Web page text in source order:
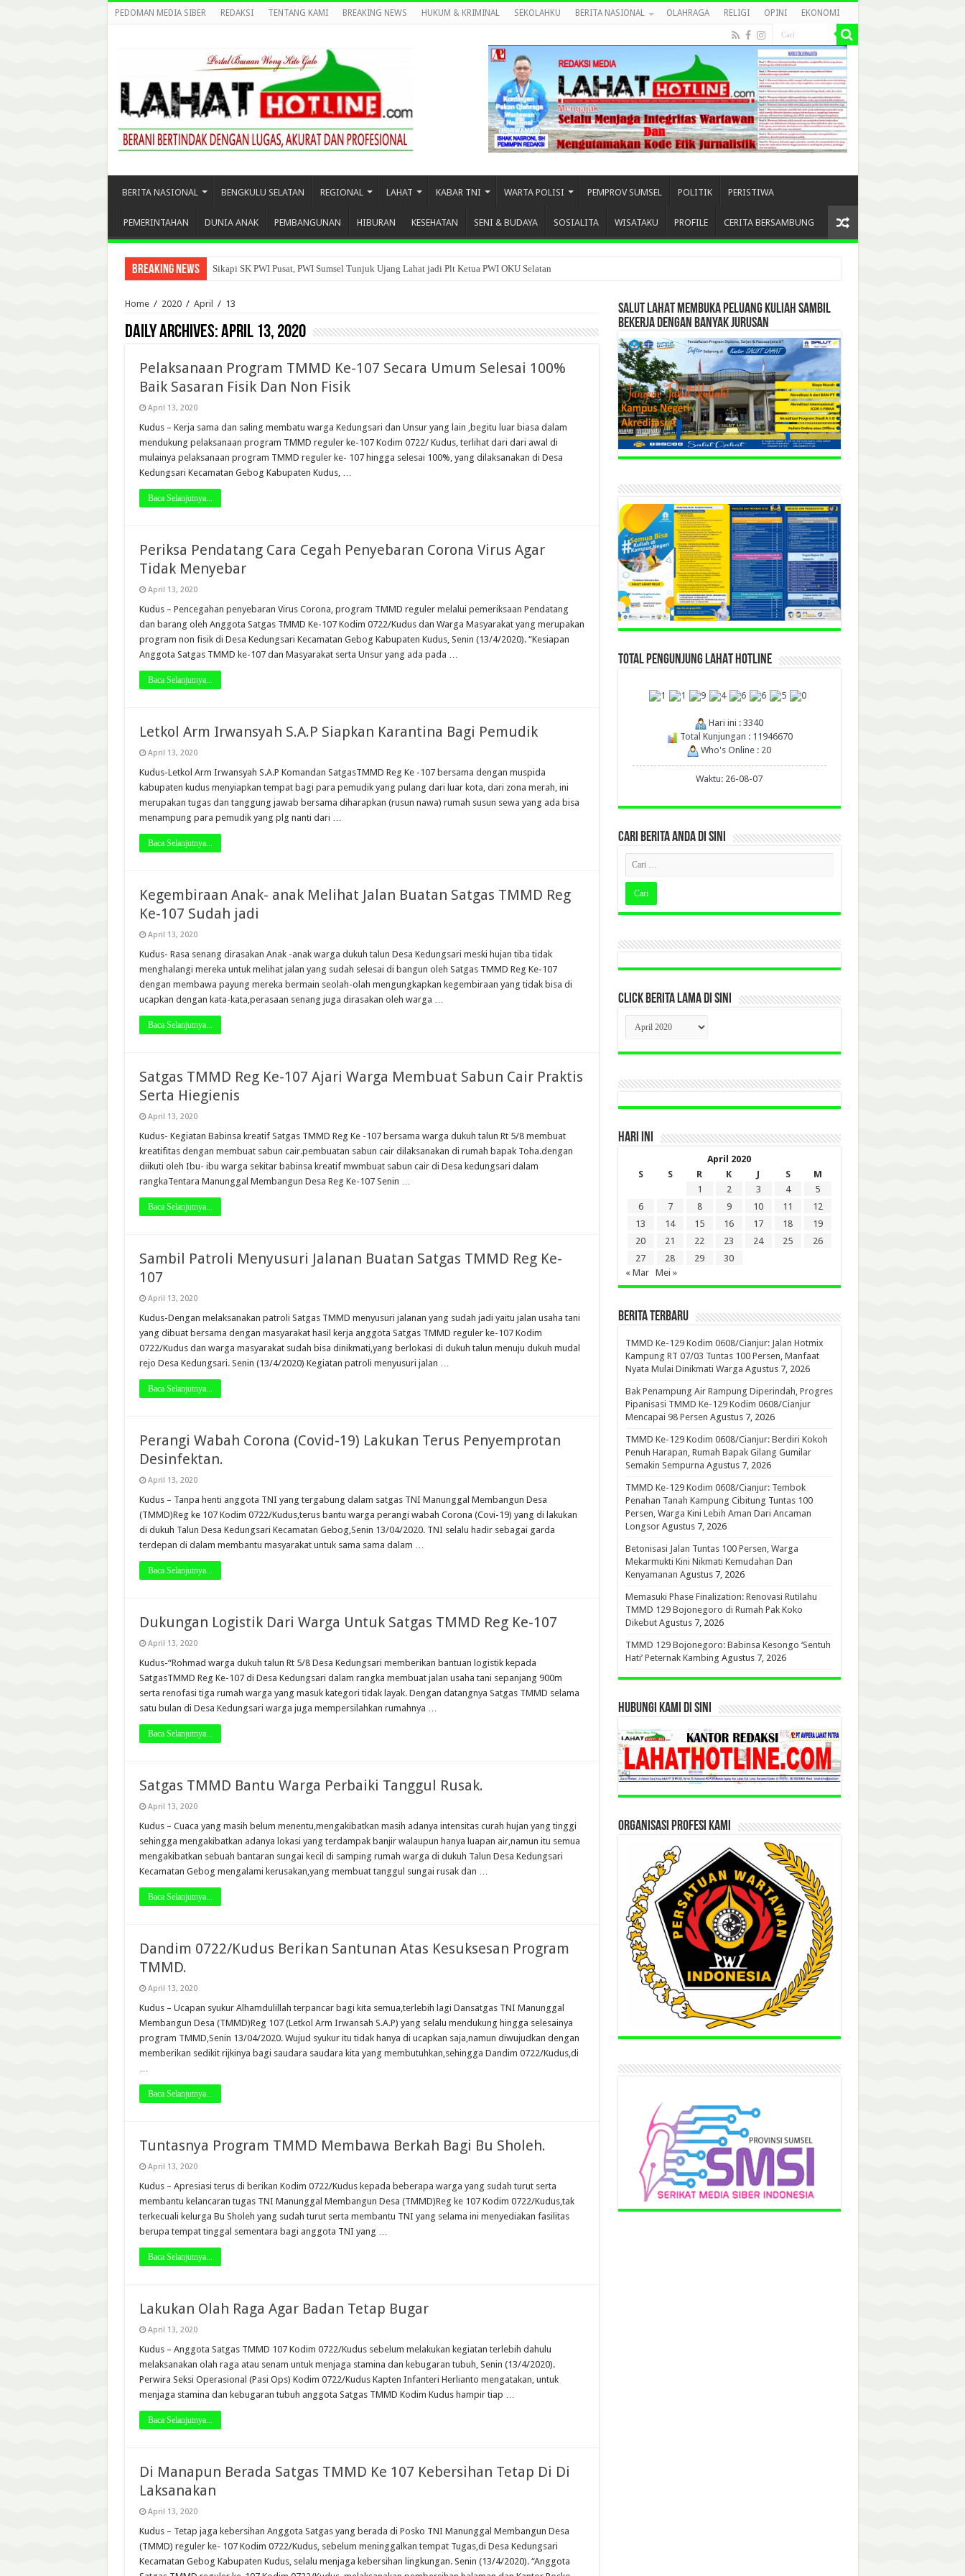
PEDOMAN MEDIA SIBER REDAKSI TENTANG KAMI BREAKING NEWS HUKUM & KRIMINAL SEKOLAHKU BERITA NASIONAL OLAHRAGA RELIGI OPINI EKONOMI
BERITA NASIONAL BENGKULU SELATAN REGIONAL LAHAT KABAR TNI WARTA POLISI PEMPROV SUMSEL POLITIK PERISTIWA
PEMERINTAHAN DUNIA ANAK PEMBANGUNAN HIBURAN KESEHATAN SENI & BUDAYA SOSIALITA WISATAKU PROFILE CERITA BERSAMBUNG
Breaking News Sikapi SK PWI Pusat, PWI Sumsel Tunjuk Ujang Lahat jadi Plt Ketua PWI OKU Selatan
Home / 2020 / April / 13
Daily Archives:April 13, 2020
Pelaksanaan Program TMMD Ke-107 Secara Umum Selesai 100%
Baik Sasaran Fisik Dan Non Fisik
April 13, 2020
Kudus – Kerja sama dan saling membatu warga Kedungsari dan Unsur yang lain ,begitu luar biasa dalam
mendukung pelaksanaan program TMMD reguler ke-107 Kodim 0722/ Kudus, terlihat dari dari awal di
mulainya pelaksanaan program TMMD reguler ke- 107 hingga selesai 100%, yang dilaksanakan di Desa
Kedungsari Kecamatan Gebog Kabupaten Kudus, …
Baca Selanjutnya...
Periksa Pendatang Cara Cegah Penyebaran Corona Virus Agar
Tidak Menyebar
April 13, 2020
Kudus – Pencegahan penyebaran Virus Corona, program TMMD reguler melalui pemeriksaan Pendatang
dan barang oleh Anggota Satgas TMMD Ke-107 Kodim 0722/Kudus dan Warga Masyarakat yang merupakan
program non fisik di Desa Kedungsari Kecamatan Gebog Kabupaten Kudus, Senin (13/4/2020). “Kesiapan
Anggota Satgas TMMD ke-107 dan Masyarakat serta Unsur yang ada pada …
Baca Selanjutnya...
Letkol Arm Irwansyah S.A.P Siapkan Karantina Bagi Pemudik
April 13, 2020
Kudus-Letkol Arm Irwansyah S.A.P Komandan SatgasTMMD Reg Ke -107 bersama dengan muspida
kabupaten kudus menyiapkan tempat bagi para pemudik yang pulang dari luar kota, dari zona merah, ini
merupakan tugas dan tanggung jawab bersama diharapkan (rusun nawa) rumah susun sewa yang ada bisa
menampung para pemudik yang plg nanti dari …
Baca Selanjutnya...
Kegembiraan Anak- anak Melihat Jalan Buatan Satgas TMMD Reg
Ke-107 Sudah jadi
April 13, 2020
Kudus- Rasa senang dirasakan Anak -anak warga dukuh talun Desa Kedungsari meski hujan tiba tidak
menghalangi mereka untuk melihat jalan yang sudah selesai di bangun oleh Satgas TMMD Reg Ke-107
dengan membawa payung mereka bermain seolah-olah mengungkapkan kegembiraan yang tidak bisa di
ucapkan dengan kata-kata,perasaan senang juga dirasakan oleh warga …
Baca Selanjutnya...
Satgas TMMD Reg Ke-107 Ajari Warga Membuat Sabun Cair Praktis
Serta Hiegienis
April 13, 2020
Kudus- Kegiatan Babinsa kreatif Satgas TMMD Reg Ke -107 bersama warga dukuh talun Rt 5/8 membuat
kreatifitas dengan membuat sabun cair.pembuatan sabun cair dilaksanakan di rumah bapak Toha.dengan
diikuti oleh Ibu- ibu warga sekitar babinsa kreatif mwmbuat sabun cair di Desa kedungsari dalam
rangkaTentara Manunggal Membangun Desa Reg Ke-107 Senin …
Baca Selanjutnya...
Sambil Patroli Menyusuri Jalanan Buatan Satgas TMMD Reg Ke-
107
April 13, 2020
Kudus-Dengan melaksanakan patroli Satgas TMMD menyusuri jalanan yang sudah jadi yaitu jalan usaha tani
yang dibuat bersama dengan masyarakat hasil kerja anggota Satgas TMMD reguler ke-107 Kodim
0722/Kudus dan warga masyarakat sudah bisa dinikmati,yang berlokasi di dukuh talun menuju dukuh mudal
rejo Desa Kedungsari. Senin (13/4/2020) Kegiatan patroli menyusuri jalan …
Baca Selanjutnya...
Perangi Wabah Corona (Covid-19) Lakukan Terus Penyemprotan
Desinfektan.
April 13, 2020
Kudus – Tanpa henti anggota TNI yang tergabung dalam satgas TNI Manunggal Membangun Desa
(TMMD)Reg ke 107 Kodim 0722/Kudus,terus bantu warga perangi wabah Corona (Covi-19) yang di lakukan
di dukuh Talun Desa Kedungsari Kecamatan Gebog,Senin 13/04/2020. TNI selalu hadir sebagai garda
terdepan di dalam membantu masyarakat untuk sama sama dalam …
Baca Selanjutnya...
Dukungan Logistik Dari Warga Untuk Satgas TMMD Reg Ke-107
April 13, 2020
Kudus-“Rohmad warga dukuh talun Rt 5/8 Desa Kedungsari memberikan bantuan logistik kepada
SatgasTMMD Reg Ke-107 di Desa Kedungsari dalam rangka membuat jalan usaha tani sepanjang 900m
serta renofasi tiga rumah warga yang masuk kategori tidak layak. Dengan datangnya Satgas TMMD selama
satu bulan di Desa Kedungsari warga juga mempersilahkan rumahnya …
Baca Selanjutnya...
Satgas TMMD Bantu Warga Perbaiki Tanggul Rusak.
April 13, 2020
Kudus – Cuaca yang masih belum menentu,mengakibatkan masih adanya intensitas curah hujan yang tinggi
sehingga mengakibatkan adanya lokasi yang terdampak banjir walaupun hanya luapan air,namun itu semua
mengakibatkan sebuah bantaran sungai kecil di samping rumah warga di dukuh Talun Desa Kedungsari
Kecamatan Gebog mengalami kerusakan,yang membuat tanggul sungai rusak dan …
Baca Selanjutnya...
Dandim 0722/Kudus Berikan Santunan Atas Kesuksesan Program
TMMD.
April 13, 2020
Kudus – Ucapan syukur Alhamdulillah terpancar bagi kita semua,terlebih lagi Dansatgas TNI Manunggal
Membangun Desa (TMMD)Reg 107 (Letkol Arm Irwansah S.A.P) yang selalu mendukung hingga selesainya
program TMMD,Senin 13/04/2020. Wujud syukur itu tidak hanya di ucapkan saja,namun diwujudkan dengan
memberikan sedikit rijkinya bagi saudara saudara kita yang membutuhkan,sehingga Dandim 0722/Kudus,di
…
Baca Selanjutnya...
Tuntasnya Program TMMD Membawa Berkah Bagi Bu Sholeh.
April 13, 2020
Kudus – Apresiasi terus di berikan Kodim 0722/Kudus kepada beberapa warga yang sudah turut serta
membantu kelancaran tugas TNI Manunggal Membangun Desa (TMMD)Reg ke 107 Kodim 0722/Kudus,tak
terkecuali kelurga Bu Sholeh yang sudah turut serta membantu TNI yang selama ini menyediakan fasilitas
berupa tempat tinggal sementara bagi anggota TNI yang …
Baca Selanjutnya...
Lakukan Olah Raga Agar Badan Tetap Bugar
April 13, 2020
Kudus – Anggota Satgas TMMD 107 Kodim 0722/Kudus sebelum melakukan kegiatan terlebih dahulu
melaksanakan olah raga atau senam untuk menjaga stamina dan kebugaran tubuh, Senin (13/4/2020).
Perwira Seksi Operasional (Pasi Ops) Kodim 0722/Kudus Kapten Infanteri Herlianto mengatakan, untuk
menjaga stamina dan kebugaran tubuh anggota Satgas TMMD Kodim Kudus hampir tiap …
Baca Selanjutnya...
Di Manapun Berada Satgas TMMD Ke 107 Kebersihan Tetap Di Di
Laksanakan
April 13, 2020
Kudus – Tetap jaga kebersihan Anggota Satgas yang berada di Posko TNI Manunggal Membangun Desa
(TMMD) reguler ke- 107 Kodim 0722/Kudus, sebelum meninggalkan tempat Tugas,di Desa Kedungsari
Kecamatan Gebog Kabupaten Kudus, selalu menjaga kebersihan lingkungan. Senin (13/4/2020). “Anggota
SALUT LAHAT MEMBUKA PELUANG KULIAH SAMBIL
BEKERJA DENGAN BANYAK JURUSAN
TOTAL PENGUNJUNG LAHAT HOTLINE
Hari ini : 3340
Total Kunjungan : 11946670
Who's Online : 20
Waktu: 26-08-07
CARI BERITA ANDA DI SINI
CLICK BERITA LAMA DI SINI
CLICK
BERITA
LAMA
DI
HARI INI
April 2020
S
S R K J S
M
1
2 3 4
5
6
7 8 9 10 11
12
13
14 15 16 17 18
19
20
21 22 23 24 25
26
27
28 29
30
« Mar
Mei »
BERITA TERBARU
TMMD Ke-129 Kodim 0608/Cianjur: Jalan Hotmix
Kampung RT 07/03 Tuntas 100 Persen, Manfaat
Nyata Mulai Dinikmati Warga Agustus 7, 2026
Bak Penampung Air Rampung Diperindah, Progres
Pipanisasi TMMD Ke-129 Kodim 0608/Cianjur
Mencapai 98 Persen Agustus 7, 2026
TMMD Ke-129 Kodim 0608/Cianjur: Berdiri Kokoh
Penuh Harapan, Rumah Bapak Gilang Gumilar
Semakin Sempurna Agustus 7, 2026
TMMD Ke-129 Kodim 0608/Cianjur: Tembok
Penahan Tanah Kampung Cibitung Tuntas 100
Persen, Warga Kini Lebih Aman Dari Ancaman
Longsor Agustus 7, 2026
Betonisasi Jalan Tuntas 100 Persen, Warga
Mekarmukti Kini Nikmati Kemudahan Dan
Kenyamanan Agustus 7, 2026
Memasuki Phase Finalization: Renovasi Rutilahu
TMMD 129 Bojonegoro di Rumah Pak Koko
Dikebut Agustus 7, 2026
TMMD 129 Bojonegoro: Babinsa Kesongo ‘Sentuh
Hati’ Peternak Kambing Agustus 7, 2026
HUBUNGI KAMI DI SINI
ORGANISASI PROFESI KAMI